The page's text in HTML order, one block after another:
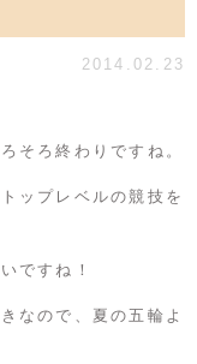
2014.02.23
そろ終わりですね。
ップレベルの競技を
ですね！
なので、夏の五輪よ